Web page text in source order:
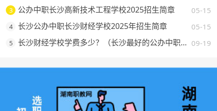
3 05-15
公办中职长沙高新技术工程学校2025招生简章
4 05-15
长沙公办中职长沙财经学校2025年招生简章
5 09-19
长沙财经学校学费多少？（长沙最好的公办中职学校费用一览）